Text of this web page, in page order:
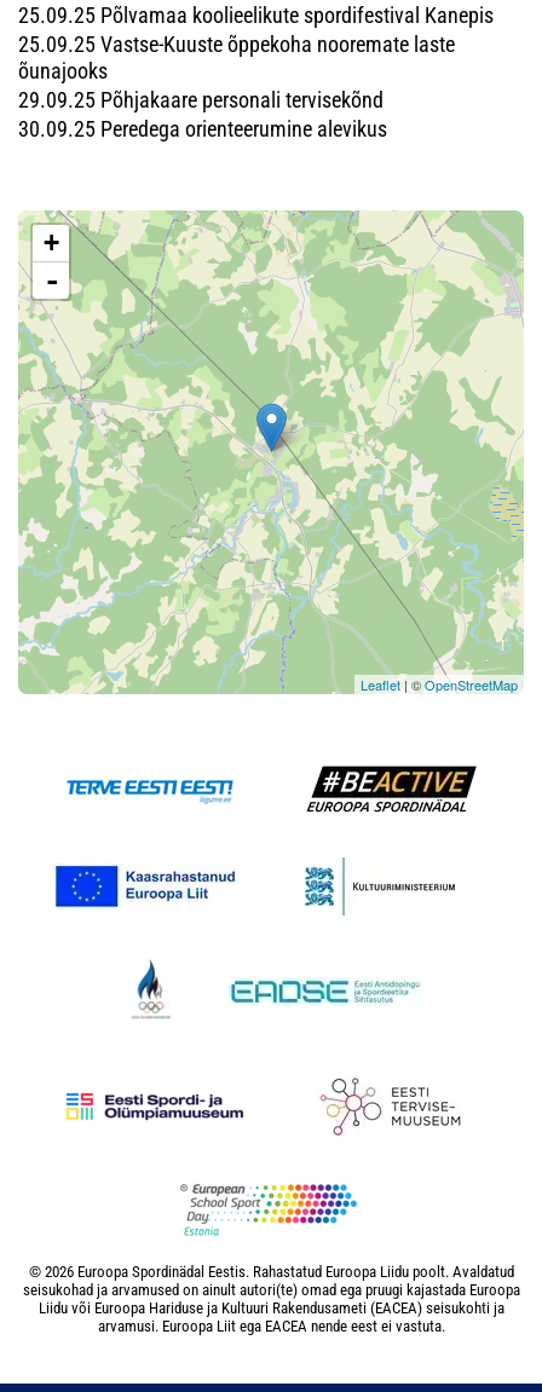
25.09.25 Põlvamaa koolieelikute spordifestival Kanepis
25.09.25 Vastse-Kuuste õppekoha nooremate laste
õunajooks
29.09.25 Põhjakaare personali tervisekõnd
30.09.25 Peredega orienteerumine alevikus
+
-
Leaflet | ©OpenStreetMap
© 2026 Euroopa Spordinädal Eestis. Rahastatud Euroopa Liidu poolt. Avaldatud
seisukohad ja arvamused on ainult autori(te) omad ega pruugi kajastada Euroopa
Liidu või Euroopa Hariduse ja Kultuuri Rakendusameti (EACEA) seisukohti ja
arvamusi. Euroopa Liit ega EACEA nende eest ei vastuta.